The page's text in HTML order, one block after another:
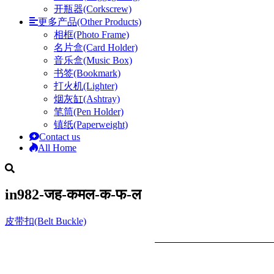
开瓶器(Corkscrew)
更多产品(Other Products)
相框(Photo Frame)
名片盒(Card Holder)
音乐盒(Music Box)
书签(Bookmark)
打火机(Lighter)
烟灰缸(Ashtray)
笔筒(Pen Holder)
镇纸(Paperweight)
Contact us
All Home
in982-जह-कमल-क-फ-ल
皮带扣(Belt Buckle)